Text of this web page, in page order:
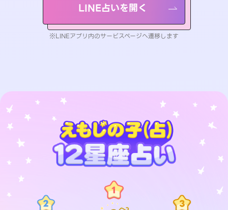
LINE占いを開く
※LINEアプリ内のサービスページへ遷移します